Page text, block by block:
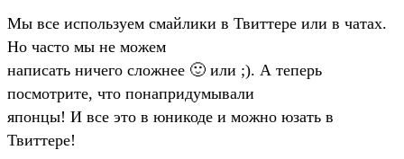
Мы все используем смайлики в Твиттере или в чатах.
Но часто мы не можем
написать ничего сложнее 🙂 или ;). А теперь
посмотрите, что понапридумывали
японцы! И все это в юникоде и можно юзать в
Твиттере!